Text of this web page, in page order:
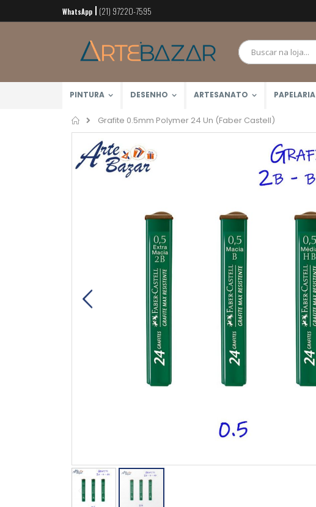
Pular
para
conteúdo
WhatsApp (21) 97220-7595
PINTURA DESENHO ARTESANATO PAPELARIA
Home
Grafite 0.5mm Polymer 24 Un (Faber Castell)
Pular
para
final